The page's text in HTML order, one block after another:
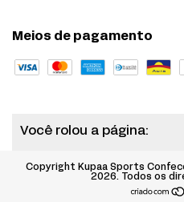
Meios de pagamento
Você rolou a página:
Copyright Kupaa Sports
2026. Todos os